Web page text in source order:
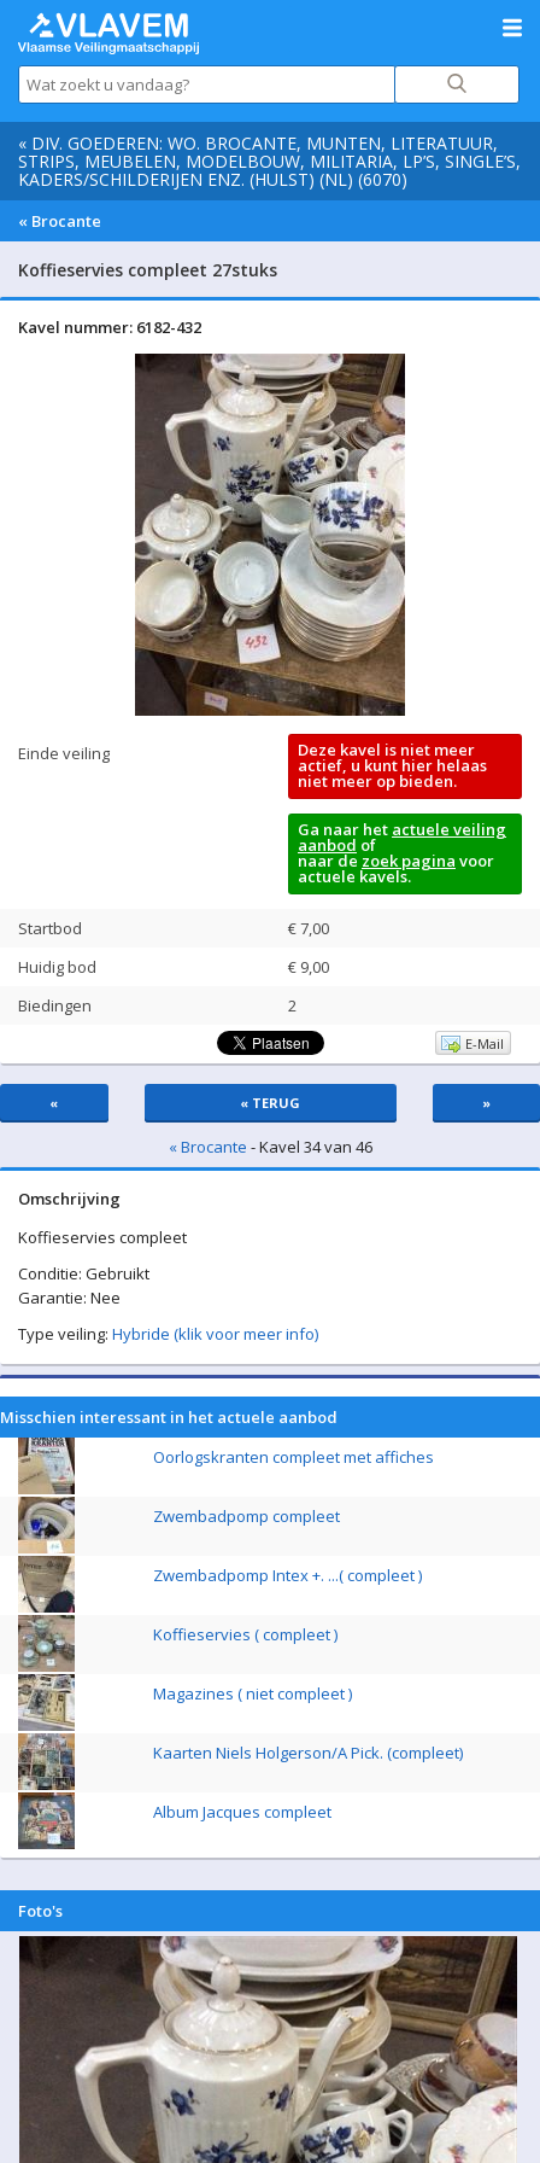
« DIV. GOEDEREN: WO. BROCANTE, MUNTEN, LITERATUUR,
STRIPS, MEUBELEN, MODELBOUW, MILITARIA, LP’S, SINGLE’S,
KADERS/SCHILDERIJEN ENZ. (HULST) (NL) (6070)
« Brocante
Koffieservies compleet 27stuks
Kavel nummer: 6182-432
Einde veiling Deze kavel is niet meer
actief, u kunt hier helaas
niet meer op bieden.
Ga naar het actuele veiling
aanbod of
naar de zoek pagina voor
actuele kavels.
Startbod
€ 7,00
Huidig bod
€ 9,00
Biedingen
2
E-Mail
« « TERUG »
« Brocante - Kavel 34 van 46
Omschrijving
Koffieservies compleet
Conditie: Gebruikt
Garantie: Nee
Type veiling: Hybride (klik voor meer info)
Misschien interessant in het actuele aanbod
Oorlogskranten compleet met affiches
Zwembadpomp compleet
Zwembadpomp Intex +. ...( compleet )
Koffieservies ( compleet )
Magazines ( niet compleet )
Kaarten Niels Holgerson/A Pick. (compleet)
Album Jacques compleet
Foto's